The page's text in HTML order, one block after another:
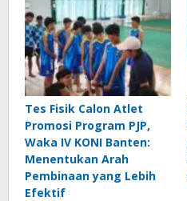
Tes Fisik Calon Atlet
Promosi Program PJP,
Waka IV KONI Banten:
Menentukan Arah
Pembinaan yang Lebih
Efektif